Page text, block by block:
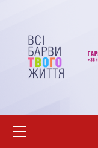
вмісту
меню